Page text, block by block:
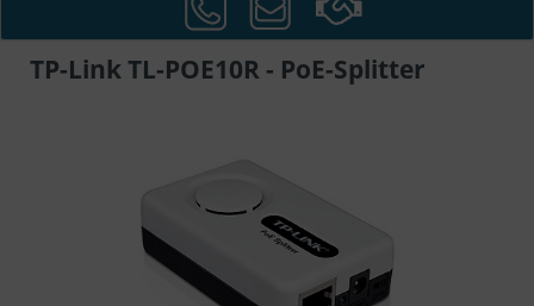
TP-Link TL-POE10R - PoE-Splitter